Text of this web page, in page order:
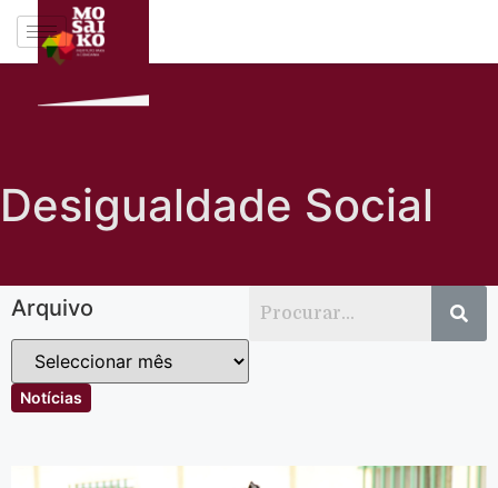
Desigualdade Social
Arquivo
Notícias